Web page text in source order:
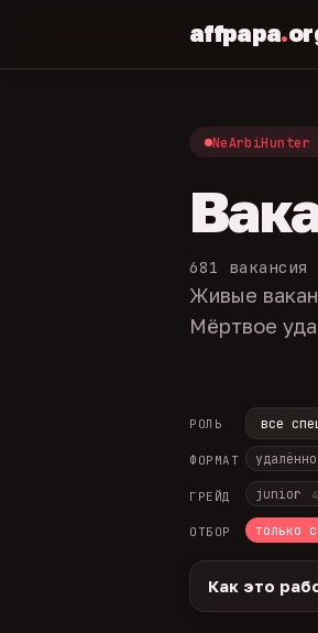
affpapa.
NeArbiHunter
681
Живые
Мёртвое
РОЛЬ
ФОРМАТ удалённо
ГРЕЙД junior
ОТБОР только
Как это